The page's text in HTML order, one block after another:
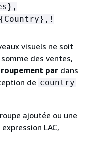
{Country},!
visuels ne soit
des ventes,
par dans
de country
ajoutée ou une
LAC,